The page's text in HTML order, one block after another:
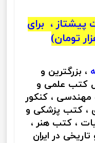
پیشتاز ، برای
، بزرگترین و
کتب علمی و
، کنکور
، کتب پزشکی و
، کتب هنر ،
در ایران